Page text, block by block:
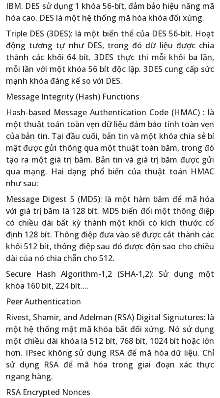
IBM. DES sử dụng 1 khóa 56-bít, đảm bảo hiệu năng mã
hóa cao. DES là một hệ thống mã hóa khóa đối xứng.
Triple DES (3DES): là một biến thể của DES 56-bít. Hoạt
động tương tự như DES, trong đó dữ liệu được chia
thành các khối 64 bít. 3DES thực thi mỗi khối ba lần,
mỗi lần với một khóa 56 bít độc lập. 3DES cung cấp sức
mạnh khóa đáng kể so với DES.
Message Integrity (Hash) Functions
Hash-based Message Authentication Code (HMAC) : là
một thuật toán toàn vẹn dữ liệu đảm bảo tính toàn vẹn
của bản tin. Tại đầu cuối, bản tin và một khóa chia sẻ bí
mật được gửi thông qua một thuật toán băm, trong đó
tạo ra một giá trị băm. Bản tin và giá trị băm được gửi
qua mạng. Hai dạng phổ biến của thuật toán HMAC
như sau:
Message Digest 5 (MD5): là một hàm băm để mã hóa
với giá trị băm là 128 bít. MD5 biến đổi một thông điệp
có chiều dài bất kỳ thành một khối có kích thước cố
định 128 bít. Thông điệp đưa vào sẽ được cắt thành các
khối 512 bít, thông điệp sau đó được độn sao cho chiều
dài của nó chia chẵn cho 512.
Secure Hash Algorithm-1,2 (SHA-1,2): Sử dụng một
khóa 160 bít, 224 bít….
Peer Authentication
Rivest, Shamir, and Adelman (RSA) Digital Signutures: là
một hệ thống mật mã khóa bất đối xứng. Nó sử dụng
một chiều dài khóa là 512 bít, 768 bít, 1024 bít hoặc lớn
hơn. IPsec không sử dụng RSA để mã hóa dữ liệu. Chỉ
sử dụng RSA để mã hóa trong giai đoạn xác thực
ngang hàng.
RSA Encrypted Nonces